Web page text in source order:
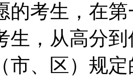
的考生，在
生，从高分
市、区）规